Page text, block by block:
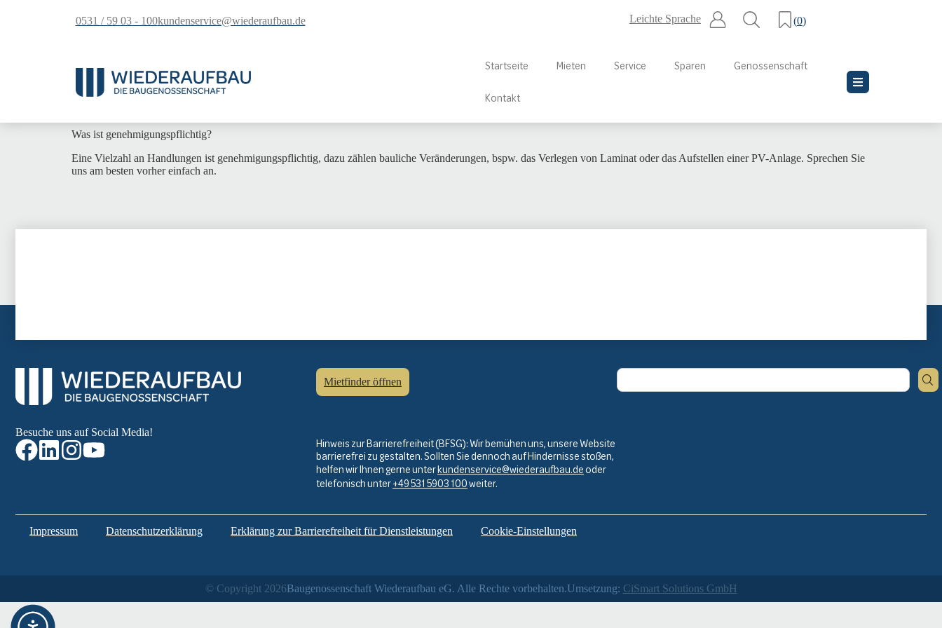
0531 / 59 03 - 100kundenservice@wiederaufbau.de Leichte Sprache (0)
Startseite Mieten Service Sparen Genossenschaft
Kontakt
Was ist genehmigungspflichtig?
Eine Vielzahl an Handlungen ist genehmigungspflichtig, dazu zählen bauliche Veränderungen, bspw. das Verlegen von Laminat oder das Aufstellen einer PV-Anlage. Sprechen Sie
uns am besten vorher einfach an.
Mietfinder öffnen
Besuche uns auf Social Media!
Hinweis zur Barrierefreiheit (BFSG): Wir bemühen uns, unsere Website
barrierefrei zu gestalten. Sollten Sie dennoch auf Hindernisse stoßen,
helfen wir Ihnen gerne unterkundenservice@wiederaufbau.de oder
telefonisch unter+49 531 5903 100weiter.
Impressum Datenschutzerklärung Erklärung zur Barrierefreiheit für Dienstleistungen Cookie-Einstellungen
© Copyright 2026Baugenossenschaft Wiederaufbau eG. Alle Rechte vorbehalten.Umsetzung: CiSmart Solutions GmbH
Weitere Informationen über den gesperrten Inhalt.